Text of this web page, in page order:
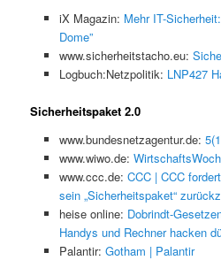
iX Magazin: Mehr IT-
Dome”
www.sicherheitstacho.eu:
Logbuch:Netzpolitik: LNP427
Sicherheitspaket 2.0
www.bundesnetzagentur.de:
www.wiwo.de:
www.ccc.de: CCC | CCC
sein „Sicherheitspaket“
heise online: Dobrindt-
Handys und Rechner hacken
Palantir: Gotham | Palantir